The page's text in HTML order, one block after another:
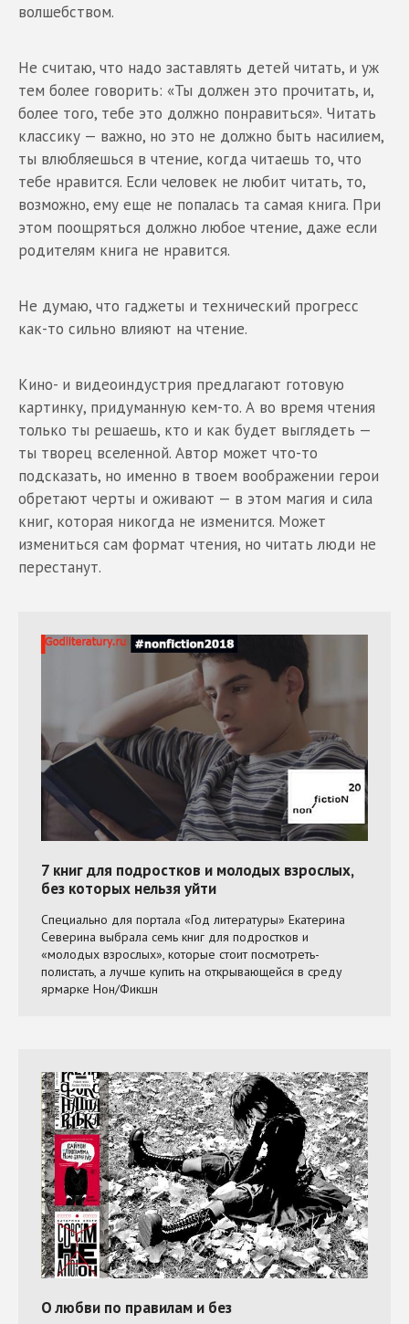
волшебством.
Не считаю, что надо заставлять детей читать, и уж
тем более говорить: «Ты должен это прочитать, и,
более того, тебе это должно понравиться». Читать
классику — важно, но это не должно быть насилием,
ты влюбляешься в чтение, когда читаешь то, что
тебе нравится. Если человек не любит читать, то,
возможно, ему еще не попалась та самая книга. При
этом поощряться должно любое чтение, даже если
родителям книга не нравится.
Не думаю, что гаджеты и технический прогресс
как-то сильно влияют на чтение.
Кино- и видеоиндустрия предлагают готовую
картинку, придуманную кем-то. А во время чтения
только ты решаешь, кто и как будет выглядеть —
ты творец вселенной. Автор может что-то
подсказать, но именно в твоем воображении герои
обретают черты и оживают — в этом магия и сила
книг, которая никогда не изменится. Может
измениться сам формат чтения, но читать люди не
перестанут.